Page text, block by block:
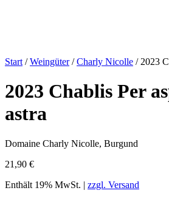
Start /Weingüter/Charly Nicolle / 2023
2023 Chablis Per
astra
Domaine Charly Nicolle, Burgund
21,90 €
Enthält 19% MwSt. | zzgl. Versand